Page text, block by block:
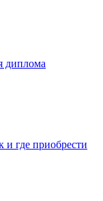
диплома
и где приобрести